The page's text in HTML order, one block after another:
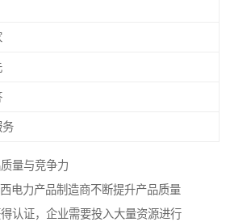
务
量与竞争力
电力产品制造商不断提升产品质量
认证，企业需要投入大量资源进行